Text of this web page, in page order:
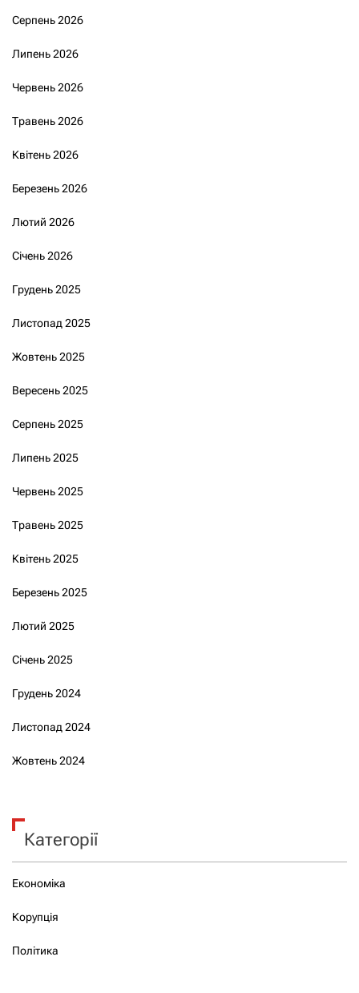
Серпень 2026
Липень 2026
Червень 2026
Травень 2026
Квітень 2026
Березень 2026
Лютий 2026
Січень 2026
Грудень 2025
Листопад 2025
Жовтень 2025
Вересень 2025
Серпень 2025
Липень 2025
Червень 2025
Травень 2025
Квітень 2025
Березень 2025
Лютий 2025
Січень 2025
Грудень 2024
Листопад 2024
Жовтень 2024
Категорії
Економіка
Корупція
Політика